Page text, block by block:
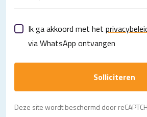
Ik ga akkoord met het
via WhatsApp ontvangen
Solliciteren
Deze site wordt beschermd door